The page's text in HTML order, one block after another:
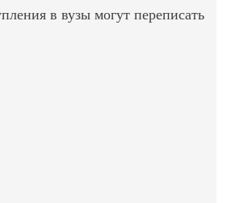
в вузы могут переписать